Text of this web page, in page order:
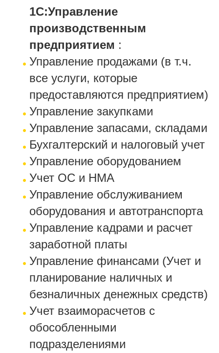
1С:Управление
производственным
предприятием :
Управление продажами (в т.ч.
все услуги, которые
предоставляются предприятием)
Управление закупками
Управление запасами, складами
Бухгалтерский и налоговый учет
Управление оборудованием
Учет ОС и НМА
Управление обслуживанием
оборудования и автотранспорта
Управление кадрами и расчет
заработной платы
Управление финансами (Учет и
планирование наличных и
безналичных денежных средств)
Учет взаиморасчетов с
обособленными
подразделениями